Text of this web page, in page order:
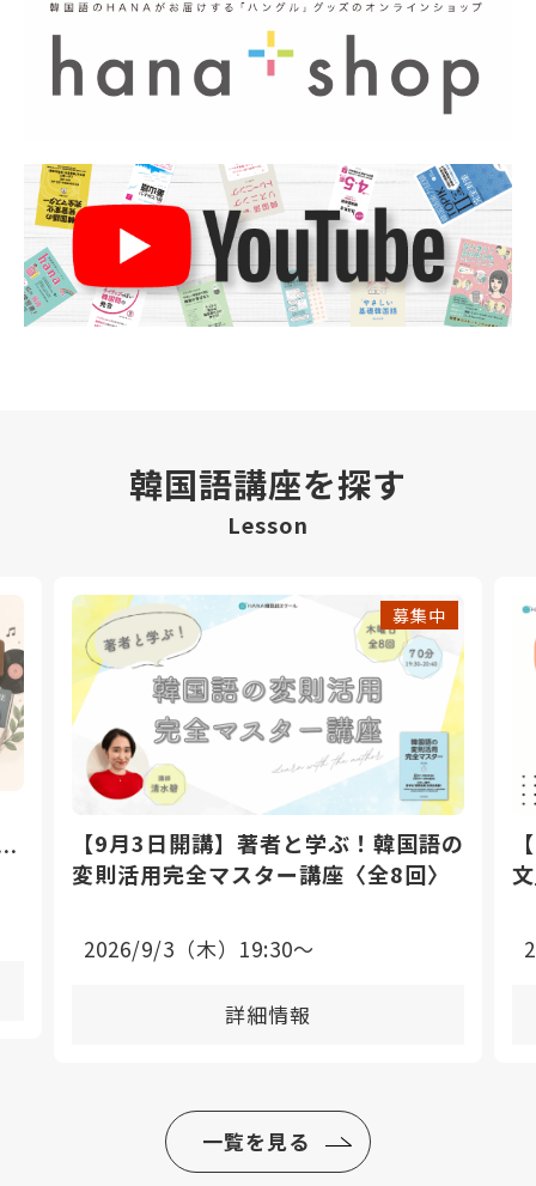
韓国語講座を探す
Lesson
募集中
【9月3日開講】著者と学ぶ！韓国語の
変則活用完全マスター講座〈全8回〉
2026/9/3（木）19:30〜
詳細情報
一覧を見る